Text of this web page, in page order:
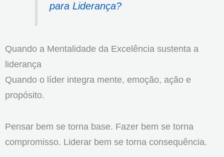
para Liderança?
Quando a Mentalidade da Excelência sustenta a
liderança
Quando o líder integra mente, emoção, ação e
propósito.
Pensar bem se torna base. Fazer bem se torna
compromisso. Liderar bem se torna consequência.